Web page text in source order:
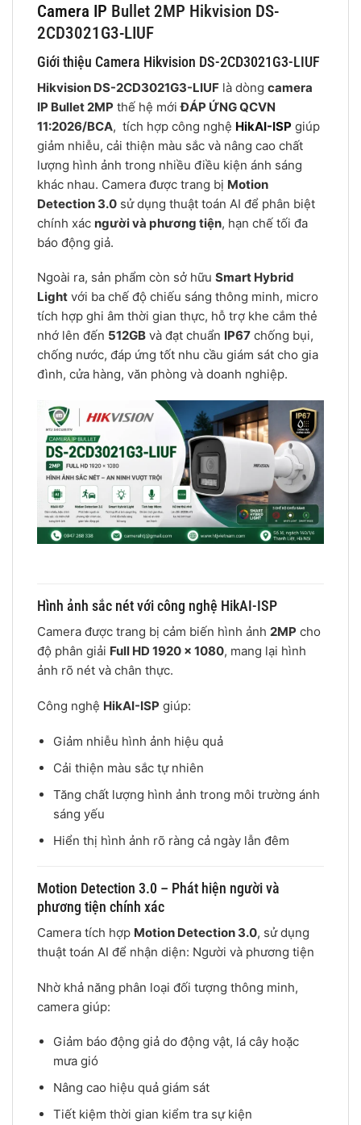
Camera IP Bullet 2MP Hikvision DS-
2CD3021G3-LIUF
Giới thiệu Camera Hikvision DS-2CD3021G3-LIUF
Hikvision DS-2CD3021G3-LIUF là dòng camera
IP Bullet 2MP thế hệ mớiĐÁP ỨNG QCVN
11:2026/BCA, tích hợp công nghệ HikAI-ISP giúp
giảm nhiễu, cải thiện màu sắc và nâng cao chất
lượng hình ảnh trong nhiều điều kiện ánh sáng
khác nhau. Camera được trang bị Motion
Detection 3.0 sử dụng thuật toán AI để phân biệt
chính xác người và phương tiện, hạn chế tối đa
báo động giả.
Ngoài ra, sản phẩm còn sở hữu Smart Hybrid
Light với ba chế độ chiếu sáng thông minh, micro
tích hợp ghi âm thời gian thực, hỗ trợ khe cắm thẻ
nhớ lên đến 512GB và đạt chuẩn IP67 chống bụi,
chống nước, đáp ứng tốt nhu cầu giám sát cho gia
đình, cửa hàng, văn phòng và doanh nghiệp.
Hình ảnh sắc nét với công nghệ HikAI-ISP
Camera được trang bị cảm biến hình ảnh 2MP cho
độ phân giải Full HD 1920 × 1080, mang lại hình
ảnh rõ nét và chân thực.
Công nghệ HikAI-ISP giúp:
Giảm nhiễu hình ảnh hiệu quả
Cải thiện màu sắc tự nhiên
Tăng chất lượng hình ảnh trong môi trường ánh
sáng yếu
Hiển thị hình ảnh rõ ràng cả ngày lẫn đêm
Motion Detection 3.0 – Phát hiện người và
phương tiện chính xác
Camera tích hợp Motion Detection 3.0, sử dụng
thuật toán AI để nhận diện: Người và phương tiện
Nhờ khả năng phân loại đối tượng thông minh,
camera giúp:
Giảm báo động giả do động vật, lá cây hoặc
mưa gió
Nâng cao hiệu quả giám sát
Tiết kiệm thời gian kiểm tra sự kiện